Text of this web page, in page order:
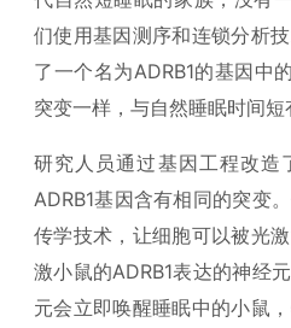
们使用基因测序和连锁分析
了一个名为ADRB1的基因中
突变一样，与自然睡眠时间短
研究人员通过基因工程改造
ADRB1基因含有相同的突变
传学技术，让细胞可以被光
激小鼠的ADRB1表达的神经
元会立即唤醒睡眠中的小鼠